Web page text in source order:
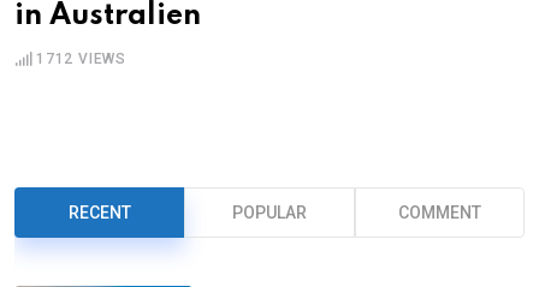
in Australien
1712 VIEWS
RECENT POPULAR COMMENT